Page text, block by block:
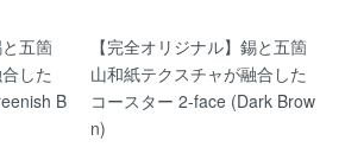
五箇
した
B
【完全オリジナル】錫と五箇
山和紙テクスチャが融合した
コースター 2-face (Dark Brow
n)